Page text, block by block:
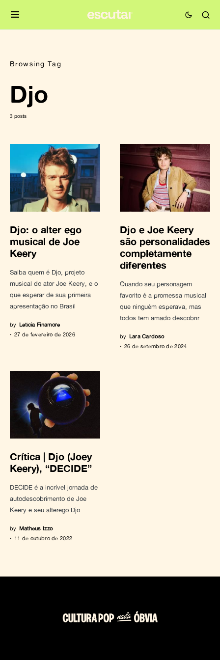
Browsing Tag
Djo
3 posts
Djo: o alter ego
musical de Joe
Keery
Saiba quem é Djo, projeto
musical do ator Joe Keery, e o
que esperar de sua primeira
apresentação no Brasil
by Letícia Finamore
27 de fevereiro de 2026
Djo e Joe Keery
são personalidades
completamente
diferentes
Quando seu personagem
favorito é a promessa musical
que ninguém esperava, mas
todos tem amado descobrir
by Lara Cardoso
26 de setembro de 2024
Crítica | Djo (Joey
Keery), “DECIDE”
DECIDE é a incrível jornada de
autodescobrimento de Joe
Keery e seu alterego Djo
by Matheus Izzo
11 de outubro de 2022